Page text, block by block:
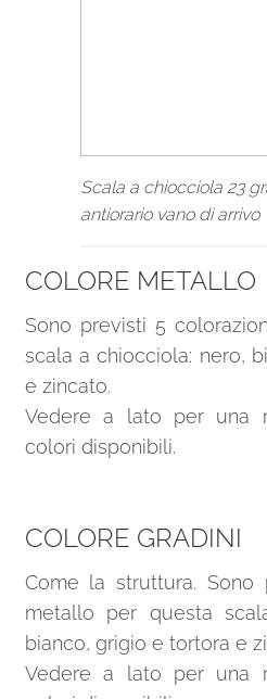
Scala a chiocciola 23
antiorario vano di arrivo
COLORE METALLO
Sono previsti 5
scala a chiocciola: nero,
e zincato.
Vedere a lato per una
colori disponibili.
COLORE GRADINI
Come la struttura. Sono
metallo per questa
bianco, grigio e tortora e
Vedere a lato per una